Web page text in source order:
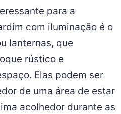
para a
com iluminação é o
lanternas, que
rústico e
Elas podem ser
de uma área de estar
acolhedor durante as